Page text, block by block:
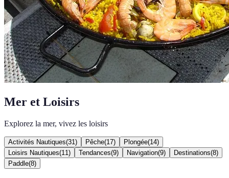
Mer et Loisirs
Explorez la mer, vivez les loisirs
Activités Nautiques(31 ) Pêche(17) Plongée(14)
Loisirs Nautiques(11 ) Tendances(9) Navigation(9) Destinations(8)
Paddle(8)